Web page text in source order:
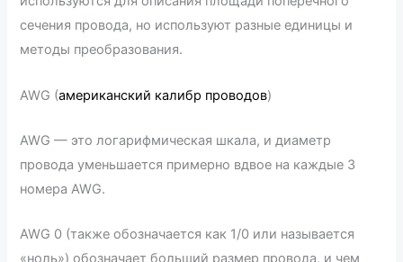
сечения провода, но используют разные единицы и
методы преобразования.
AWG (американский калибр проводов)
AWG — это логарифмическая шкала, и диаметр
провода уменьшается примерно вдвое на каждые 3
номера AWG.
AWG 0 (также обозначается как 1/0 или называется
«ноль») обозначает больший размер провода, и чем